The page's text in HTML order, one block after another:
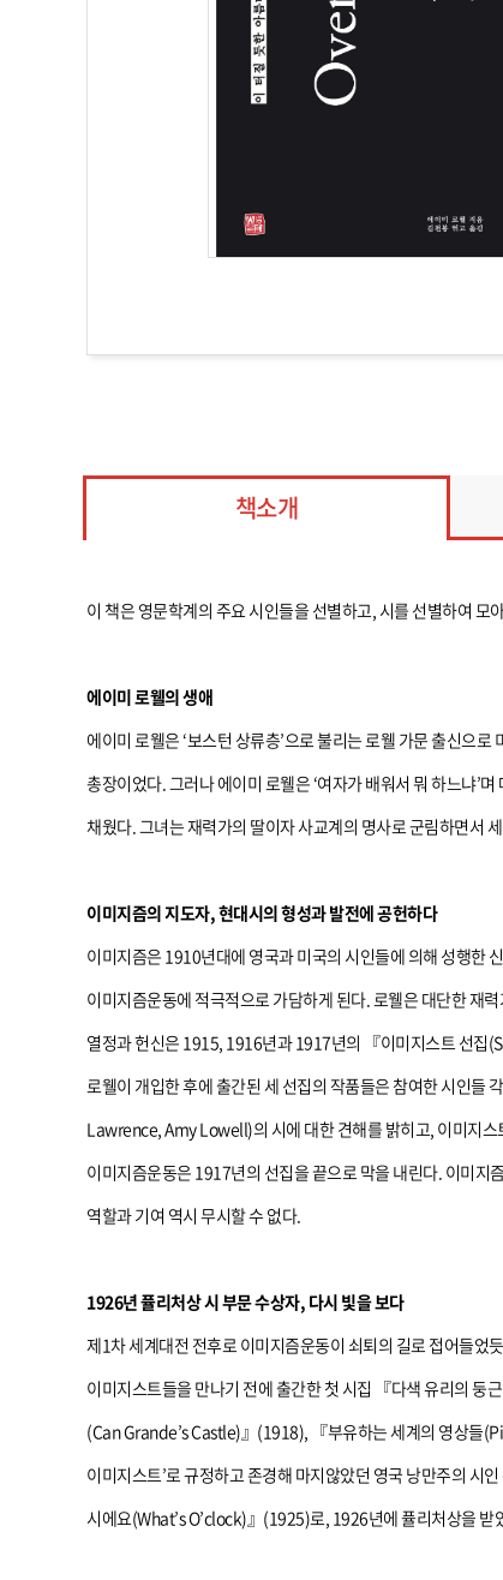
책소개
이 책은 영문학계의 주요 시인들을 선별하고, 시를 선별하여 모
에이미 로웰의 생애
에이미 로웰은 ‘보스턴 상류층’으로 불리는 로웰 가문 출신으
총장이었다. 그러나 에이미 로웰은 ‘여자가 배워서 뭐 하느냐’
채웠다. 그녀는 재력가의 딸이자 사교계의 명사로 군림하면서
이미지즘의 지도자, 현대시의 형성과 발전에 공헌하다
이미지즘은 1910년대에 영국과 미국의 시인들에 의해 성행한
이미지즘운동에 적극적으로 가담하게 된다. 로웰은 대단한 재
열정과 헌신은 1915, 1916년과 1917년의 『이미지스트 선집
로웰이 개입한 후에 출간된 세 선집의 작품들은 참여한 시인
Lawrence, Amy Lowell)의 시에 대한 견해를 밝히고, 이미지스
이미지즘운동은 1917년의 선집을 끝으로 막을 내린다. 이미지
역할과 기여 역시 무시할 수 없다.
1926년 퓰리처상 시 부문 수상자, 다시 빛을 보다
제1차 세계대전 전후로 이미지즘운동이 쇠퇴의 길로 접어들었
이미지스트들을 만나기 전에 출간한 첫 시집 『다색 유리의
(Can Grande’s Castle)』(1918), 『부유하는 세계의 영상들
이미지스트’로 규정하고 존경해 마지않았던 영국 낭만주의
시에요(What’s O’clock)』(1925)로, 1926년에 퓰리처상을 받